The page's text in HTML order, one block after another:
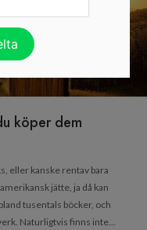
köper dem
eller kanske rentav bara
jätte, ja då kan
tusentals böcker, och
Naturligtvis finns inte...